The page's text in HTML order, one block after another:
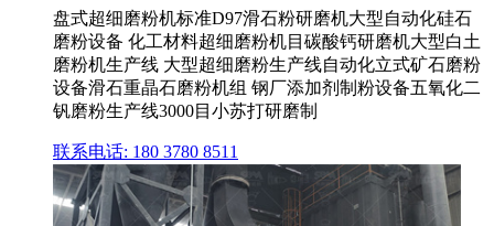
盘式超细磨粉机标准D97滑石粉研磨机大型自动化硅石
磨粉设备 化工材料超细磨粉机目碳酸钙研磨机大型白土
磨粉机生产线 大型超细磨粉生产线自动化立式矿石磨粉
设备滑石重晶石磨粉机组 钢厂添加剂制粉设备五氧化二
钒磨粉生产线3000目小苏打研磨制
联系电话: 180 3780 8511